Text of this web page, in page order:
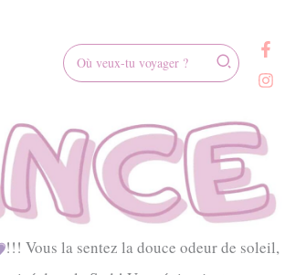
Rechercher:
!!! Vous la sentez la douce odeur de soleil,